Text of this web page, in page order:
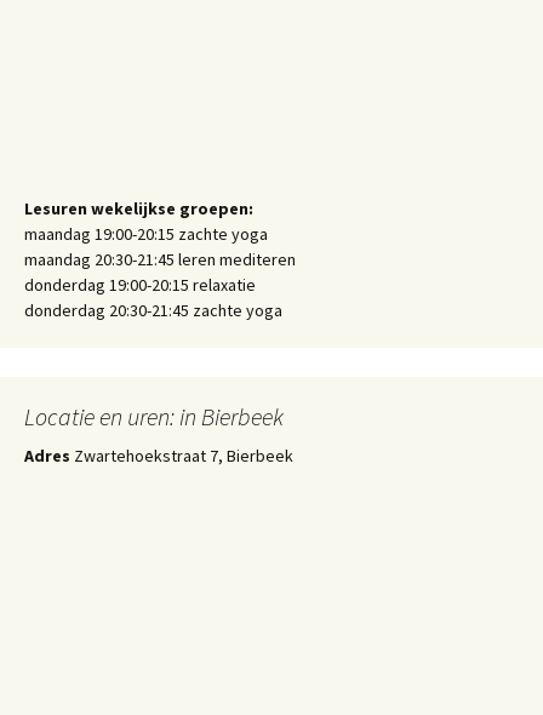
Lesuren wekelijkse groepen:
maandag 19:00-20:15 zachte yoga
maandag 20:30-21:45 leren mediteren
donderdag 19:00-20:15 relaxatie
donderdag 20:30-21:45 zachte yoga
Locatie en uren: in Bierbeek
Adres Zwartehoekstraat 7, Bierbeek